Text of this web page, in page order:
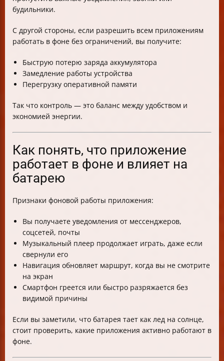
будильники.
С другой стороны, если разрешить всем приложениям
работать в фоне без ограничений, вы получите:
Быструю потерю заряда аккумулятора
Замедление работы устройства
Перегрузку оперативной памяти
Так что контроль — это баланс между удобством и
экономией энергии.
Как понять, что приложение
работает в фоне и влияет на
батарею
Признаки фоновой работы приложения:
Вы получаете уведомления от мессенджеров,
соцсетей, почты
Музыкальный плеер продолжает играть, даже если
свернули его
Навигация обновляет маршрут, когда вы не смотрите
на экран
Смартфон греется или быстро разряжается без
видимой причины
Если вы заметили, что батарея тает как лед на солнце,
стоит проверить, какие приложения активно работают в
фоне.